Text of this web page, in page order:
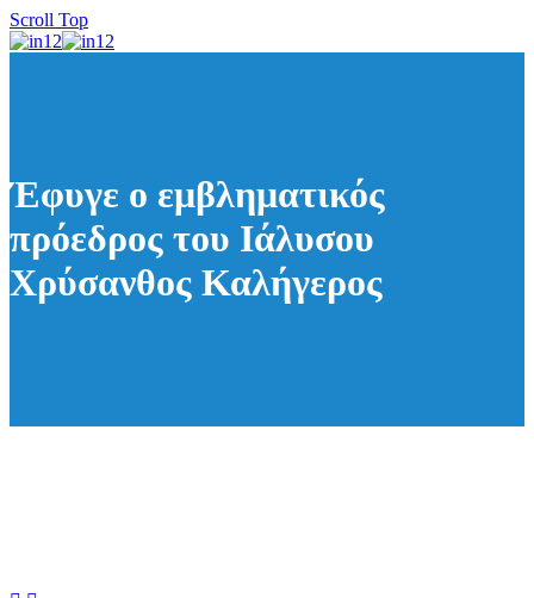
Scroll Top
Έφυγε ο εμβληματικός
πρόεδρος του Ιάλυσου
Χρύσανθος Καλήγερος